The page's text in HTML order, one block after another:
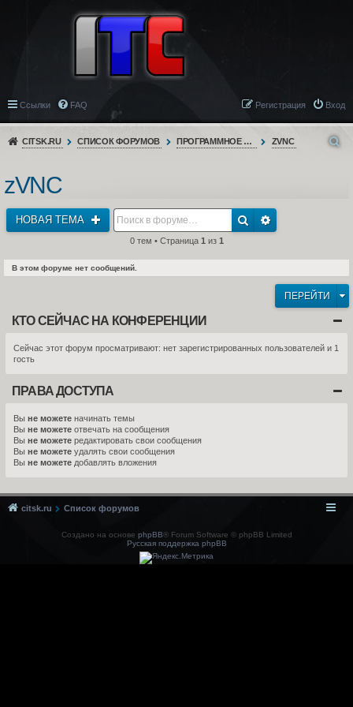
Ссылки FAQ Вход
Регистрация
CITSK.RU СПИСОК ФОРУМОВ ПРОГРАММНОЕ ОБЕСПЕЧЕНИЕ ZVNC
zVNC
НОВАЯ ТЕМА
0 тем • Страница 1 из 1
В этом форуме нет сообщений.
ПЕРЕЙТИ
КТО СЕЙЧАС НА КОНФЕРЕНЦИИ
Сейчас этот форум просматривают: нет зарегистрированных пользователей и 1
гость
ПРАВА ДОСТУПА
Вы не можете начинать темы
Вы не можете отвечать на сообщения
Вы не можете редактировать свои сообщения
Вы не можете удалять свои сообщения
Вы не можете добавлять вложения
citsk.ru Список форумов
Создано на основе phpBB® Forum Software © phpBB Limited
Русская поддержка phpBB